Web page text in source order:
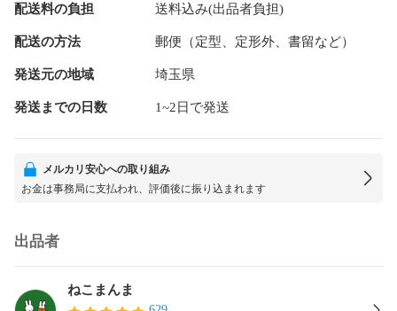
配送料の負担 送料込み(出品者負担)
配送の方法 郵便（定型、定形外、書留など）
発送元の地域 埼玉県
発送までの日数 1~2日で発送
メルカリ安心への取り組み
お金は事務局に支払われ、評価後に振り込まれます
出品者
ねこまんま